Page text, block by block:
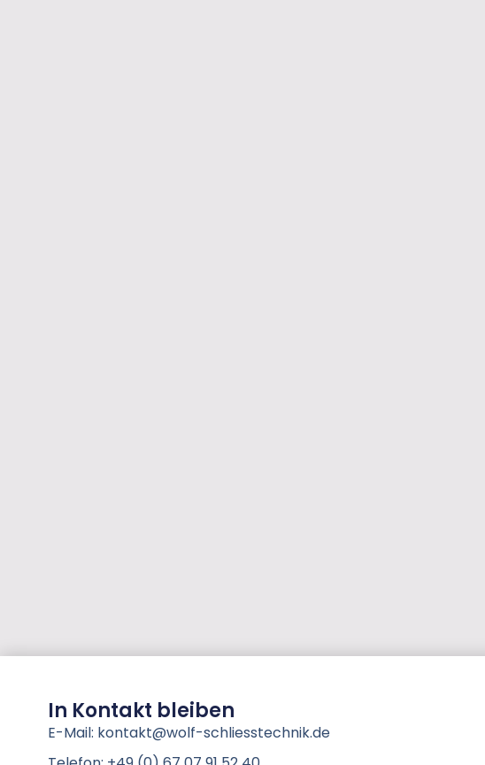
In Kontakt bleiben
E-Mail: kontakt@wolf-schliesstechnik.de